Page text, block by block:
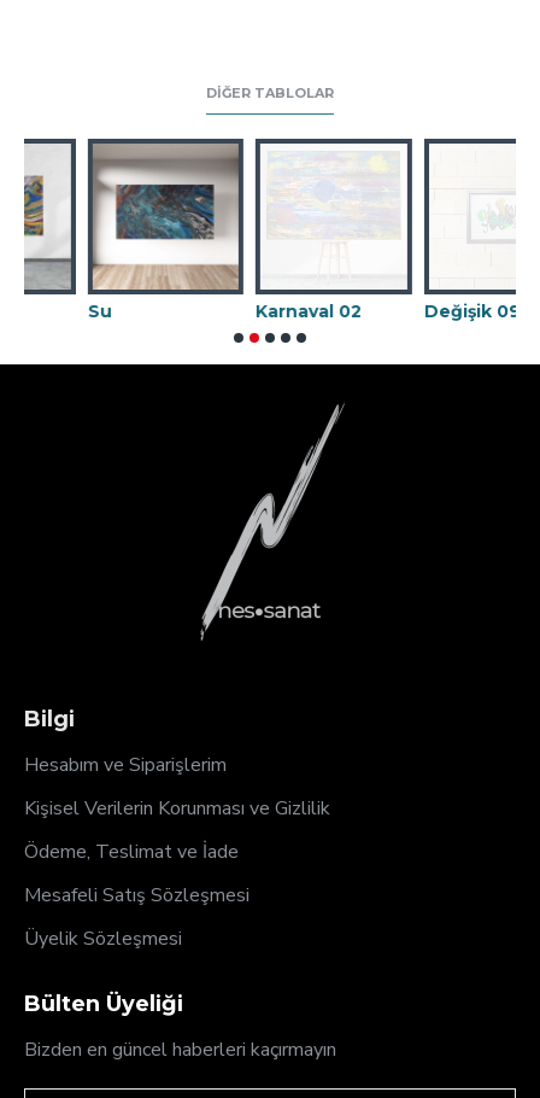
DIĞER TABLOLAR
Karnaval 02 Değişik 09
Bilgi
Hesabım ve Siparişlerim
Kişisel Verilerin Korunması ve Gizlilik
Ödeme, Teslimat ve İade
Mesafeli Satış Sözleşmesi
Üyelik Sözleşmesi
Bülten Üyeliği
Bizden en güncel haberleri kaçırmayın